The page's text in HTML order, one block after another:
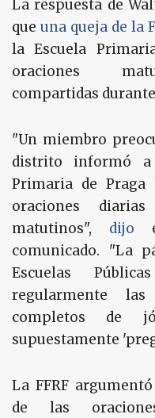
La respuesta de
que una queja de la
la Escuela
oraciones
compartidas
"Un miembro
distrito informó a
Primaria de Praga
oraciones
matutinos", dijo
comunicado. "La
Escuelas
regularmente
completos de
supuestamente
La FFRF
de las